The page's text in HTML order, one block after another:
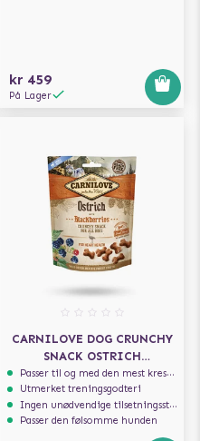
kr 459
På Lager
CARNILOVE DOG CRUNCHY
SNACK OSTRICH
BLACKBERRIES 200G
Passer til og med den mest kresne hunden
Utmerket treningsgodteri
Ingen unødvendige tilsetningsstoffer
Passer den følsomme hunden